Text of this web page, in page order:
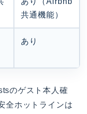
共通機能）
あり
のゲスト本人確
全ホットラインは